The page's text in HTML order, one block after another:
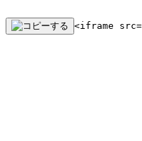
<iframe